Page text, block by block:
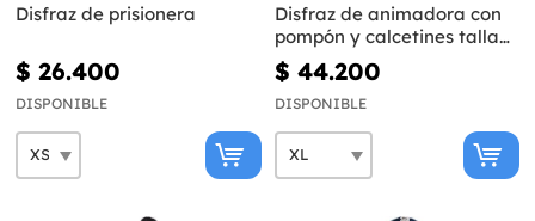
Disfraz de prisionera
$ 26.400
DISPONIBLE
Disfraz de animadora con
pompón y calcetines talla
grande
$ 44.200
DISPONIBLE